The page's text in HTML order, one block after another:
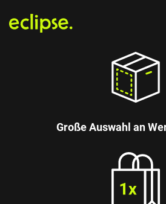
Große Auswahl an